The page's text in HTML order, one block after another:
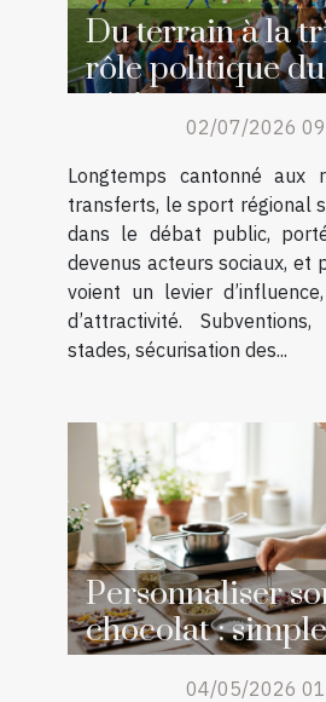
Du terrain à la
rôle politique
région
02/07/2026
Longtemps cantonné aux
transferts, le sport régional
dans le débat public,
devenus acteurs sociaux, et
voient un levier
d’attractivité.
stades, sécurisation des...
Personnaliser
chocolat :
ou retour aux
04/05/2026